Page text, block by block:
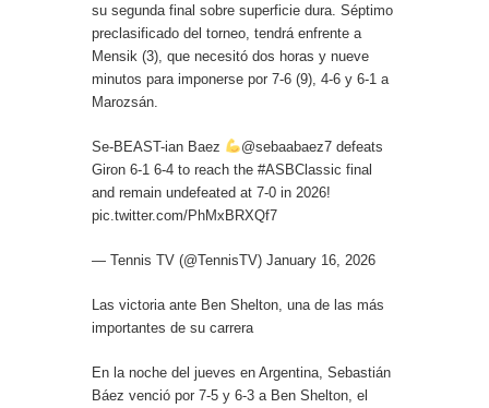
su segunda final sobre superficie dura. Séptimo
preclasificado del torneo, tendrá enfrente a
Mensik (3), que necesitó dos horas y nueve
minutos para imponerse por 7-6 (9), 4-6 y 6-1 a
Marozsán.
Se-BEAST-ian Baez
@sebaabaez7 defeats
Giron 6-1 6-4 to reach the #ASBClassic final
and remain undefeated at 7-0 in 2026!
pic.twitter.com/PhMxBRXQf7
— Tennis TV (@TennisTV) January 16, 2026
Las victoria ante Ben Shelton, una de las más
importantes de su carrera
En la noche del jueves en Argentina, Sebastián
Báez venció por 7-5 y 6-3 a Ben Shelton, el